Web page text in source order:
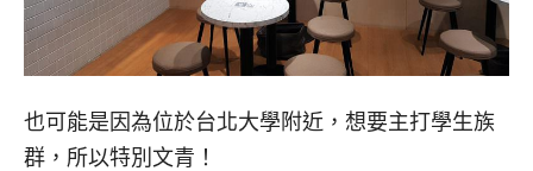
也可能是因為位於台北大學附近，想要主打學生族
群，所以特別文青！